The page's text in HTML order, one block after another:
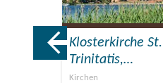
Klosterkirche St.
Trinitatis,…
Kirchen